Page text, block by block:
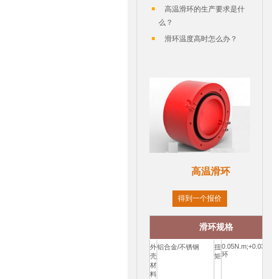
高温滑环的生产要求是什
么？
滑环温度高时怎么办？
高温滑环
得到一个报价
滑环规格
外
壳
材
料
铝合金/不锈钢
扭
矩环